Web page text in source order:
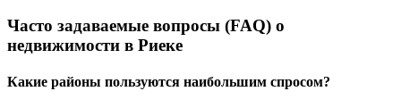
Часто задаваемые вопросы (FAQ) о
недвижимости в Риеке
Какие районы пользуются наибольшим спросом?